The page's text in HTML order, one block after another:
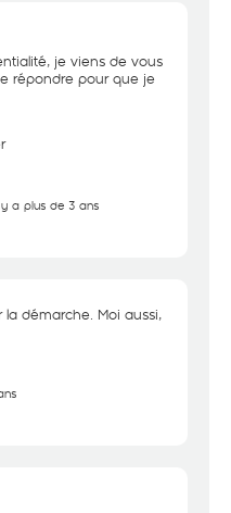
je viens de vous
répondre pour que je
a plus de 3 ans
démarche. Moi aussi,